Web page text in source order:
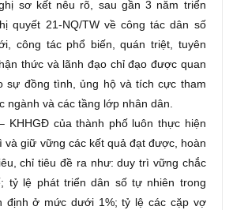
sơ kết nêu rõ, sau gần 3 năm triển
quyết 21-NQ/TW về công tác dân số
công tác phổ biến, quán triệt, tuyên
thức và lãnh đạo chỉ đạo được quan
sự đồng tình, ủng hộ và tích cực tham
ngành và các tầng lớp nhân dân.
KHHGĐ của thành phố luôn thực hiện
và giữ vững các kết quả đạt được, hoàn
chỉ tiêu đề ra như: duy trì vững chắc
tỷ lệ phát triển dân số tự nhiên trong
định ở mức dưới 1%; tỷ lệ các cặp vợ